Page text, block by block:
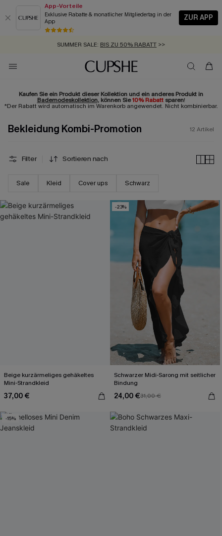
App-Vorteile
Exklusive Rabatte & monatlicher Mitgliedertag in der
App
ZUR APP
GRATIS MASSBAND MIT JEDEM SCHNELLVERSAND-ARTIKEL >>
SUMMER SALE: BIS ZU 50% RABATT >>
ZUM NEWSLETTER:BIS ZU -20% EXTRA ERHALTEN
KOSTENLOSER VERSAND AB 89 €
Kaufen Sie ein Produkt dieser Kollektion und ein anderes Produkt in
Bademodeskollektion, können Sie10% Rabattsparen!
*Der Rabatt wird automatisch im Warenkorb angewendet. Nicht kombinierbar.
Bekleidung Kombi-Promotion 12 Artikel
Filter Sortieren nach
Sale Kleid Cover ups Schwarz
Beige kurzärmeliges gehäkeltes
Mini-Strandkleid
37,00 €
-23%
Schwarzer Midi-Sarong mit seitlicher
Bindung
24,00 €31,00 €
-15%